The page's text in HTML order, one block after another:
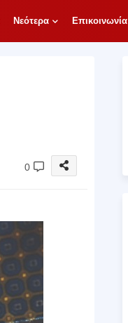
Νεότερα Επικοινωνία
0